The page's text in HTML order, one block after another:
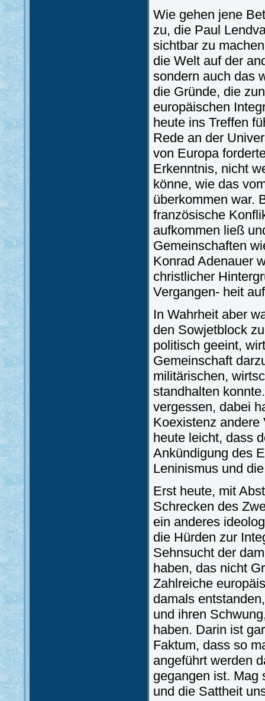
Wie gehen jene
zu, die Paul
sichtbar zu
die Welt auf der
sondern auch das
die Gründe, die
europäischen
heute ins Treffen
Rede an der
von Europa
Erkenntnis, nicht
könne, wie das
überkommen war.
französische
aufkommen ließ
Gemeinschaften
Konrad Adenauer
christlicher
Vergangen- heit
In Wahrheit aber
den Sowjetblock
politisch geeint,
Gemeinschaft
militärischen,
standhalten
vergessen, dabei
Koexistenz andere
heute leicht, dass
Ankündigung des
Leninismus und
Erst heute, mit
Schrecken des
ein anderes
die Hürden zur
Sehnsucht der
haben, das nicht
Zahlreiche
damals
und ihren
haben. Darin ist
Faktum, dass so
angeführt werden
gegangen ist. Mag
und die Sattheit